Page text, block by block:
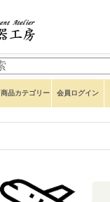
商品カテゴリー 会員ログイン